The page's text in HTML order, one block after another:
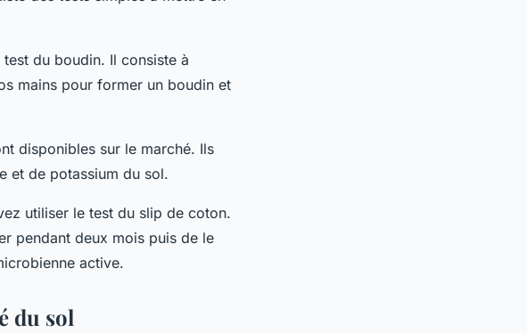
du boudin. Il consiste à
mains pour former un boudin et
disponibles sur le marché. Ils
et de potassium du sol.
utiliser le test du slip de coton.
pendant deux mois puis de le
active.
du sol